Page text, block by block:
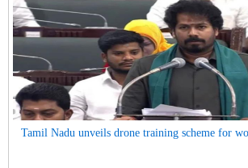
Tamil Nadu unveils drone training scheme for